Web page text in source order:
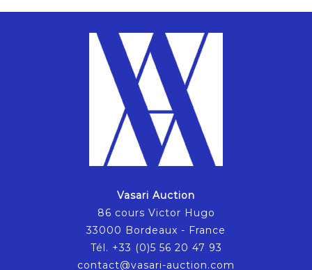
Vasari Auction
86 cours Victor Hugo
33000 Bordeaux - France
Tél. +33 (0)5 56 20 47 93
contact@vasari-auction.com